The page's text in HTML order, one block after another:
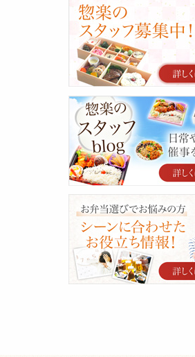
用
す
る
ご
案
内
惣
楽
の
ス
タ
ッ
フ
blog
ー
合
わ
せ
ち